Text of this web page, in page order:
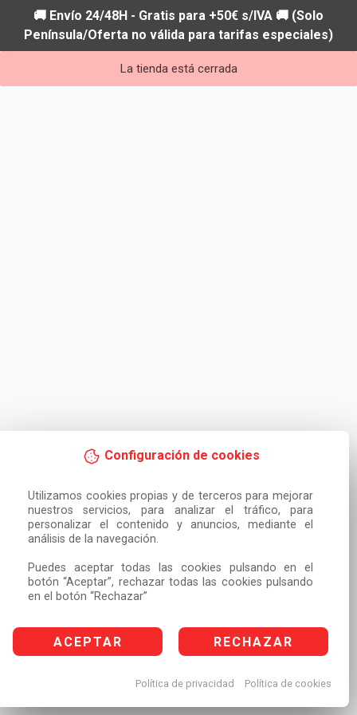
Configuración de cookies
Utilizamos cookies propias y de terceros para mejorar
nuestros servicios, para analizar el tráfico, para
personalizar el contenido y anuncios, mediante el
análisis de la navegación.
Puedes aceptar todas las cookies pulsando en el
botón “Aceptar”, rechazar todas las cookies pulsando
en el botón “Rechazar”
ACEPTAR RECHAZAR
Política de privacidad Política de cookies
🚚 Envío 24/48H - Gratis para +50€ s/IVA 🚚 (Solo
Península/Oferta no válida para tarifas especiales)
La tienda está cerrada